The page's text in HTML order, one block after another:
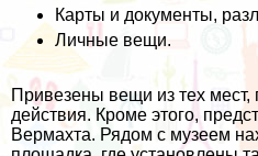
Карты и документы,
Личные вещи.
Привезены вещи из тех
действия. Кроме этого,
Вермахта. Рядом с музеем